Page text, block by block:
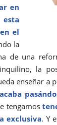
en
esta
el
la
de una
la
enseñar a
acaba
tengamos
exclusiva. Y